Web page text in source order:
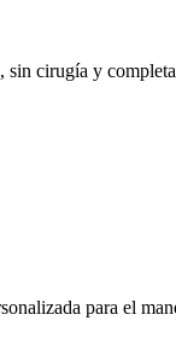
cirugía y
para el